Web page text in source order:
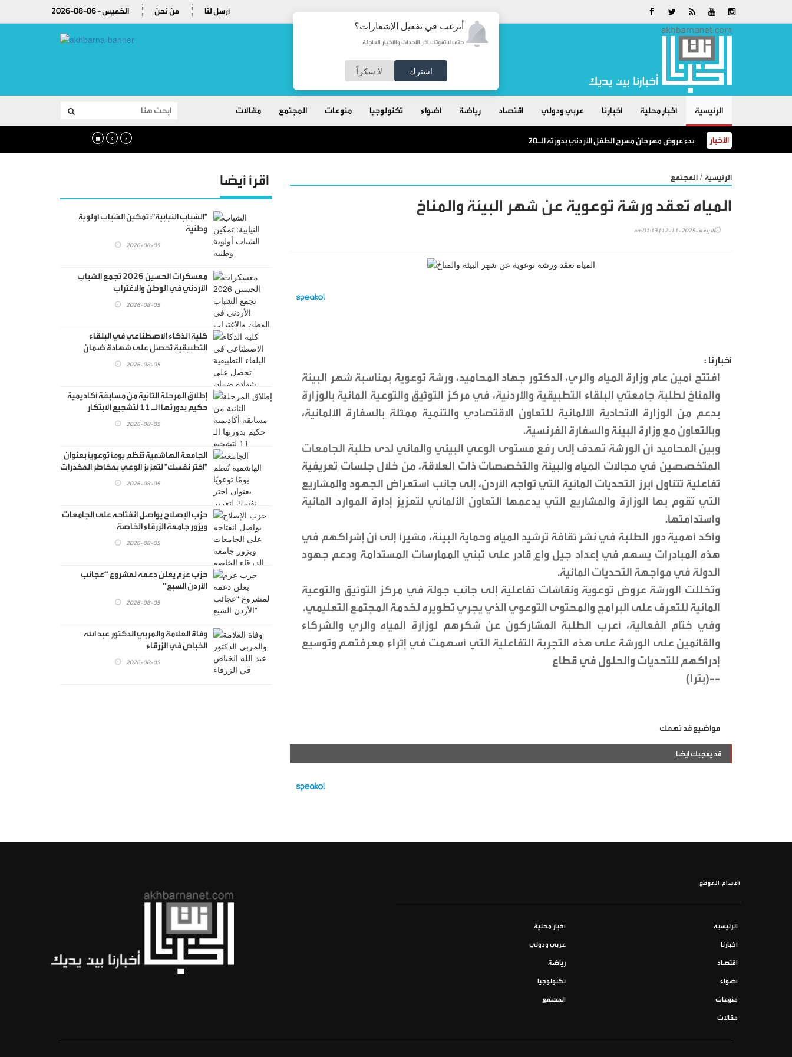
أترغب في تفعيل الإشعارات؟
حتى لا تفوتك آخر الأحداث والأخبار العاجلة
اشترك لا شكراً
2026-08-06 - الخميس من نحن أرسل لنا
الرئيسية أخبار محلية أخبارنا عربي ودولي اقتصاد رياضة أضواء تكنولوجيا منوعات المجتمع مقالات
الأخبار بدء عروض مهرجان مسرح الطفل الأردني بدورته الـ20
الرئيسية / المجتمع
المياه تعقد ورشة توعوية عن شهر البيئة والمناخ
الأربعاء-2025-11-12 | 01:13 am
أخبارنا :
افتتح أمين عام وزارة المياه والري، الدكتور جهاد المحاميد، ورشة توعوية بمناسبة شهر البيئة
والمناخ لطلبة جامعتي البلقاء التطبيقية والأردنية، في مركز التوثيق والتوعية المائية بالوزارة
بدعم من الوزارة الاتحادية الألمانية للتعاون الاقتصادي والتنمية ممثلة بالسفارة الألمانية،
وبالتعاون مع وزارة البيئة والسفارة الفرنسية.
وبين المحاميد أن الورشة تهدف إلى رفع مستوى الوعي البيئي والمائي لدى طلبة الجامعات
المتخصصين في مجالات المياه والبيئة والتخصصات ذات العلاقة، من خلال جلسات تعريفية
تفاعلية تتناول أبرز التحديات المائية التي تواجه الأردن، إلى جانب استعراض الجهود والمشاريع
التي تقوم بها الوزارة والمشاريع التي يدعمها التعاون الألماني لتعزيز إدارة الموارد المائية
واستدامتها.
وأكد أهمية دور الطلبة في نشر ثقافة ترشيد المياه وحماية البيئة، مشيراً إلى أن إشراكهم في
هذه المبادرات يسهم في إعداد جيل واعٍ قادر على تبني الممارسات المستدامة ودعم جهود
الدولة في مواجهة التحديات المائية.
وتخللت الورشة عروض توعوية ونقاشات تفاعلية إلى جانب جولة في مركز التوثيق والتوعية
المائية للتعرف على البرامج والمحتوى التوعوي الذي يجري تطويره لخدمة المجتمع التعليمي.
وفي ختام الفعالية، أعرب الطلبة المشاركون عن شكرهم لوزارة المياه والري والشركاء
والقائمين على الورشة على هذه التجربة التفاعلية التي أسهمت في إثراء معرفتهم وتوسيع
إدراكهم للتحديات والحلول في قطاع
--(بترا)
مواضيع قد تهمك
قد يعجبك ايضا
اقرأ أيضا
"الشباب النيابية": تمكين الشباب أولوية
وطنية
2026-08-05
معسكرات الحسين 2026 تجمع الشباب
الأردني في الوطن والاغتراب
2026-08-05
كلية الذكاء الاصطناعي في البلقاء
التطبيقية تحصل على شهادة ضمان
الجودة الأردنية2026-08-05
إطلاق المرحلة الثانية من مسابقة أكاديمية
حكيم بدورتها الـ 11 لتشجيع الابتكار
التكنولوجي الطبي2026-08-05
الجامعة الهاشمية تُنظم يومًا توعويًا بعنوان
"اختر نفسك" لتعزيز الوعي بمخاطر المخدرات
2026-08-05
حزب الإصلاح يواصل انفتاحه على الجامعات
ويزور جامعة الزرقاء الخاصة
2026-08-05
حزب عزم يعلن دعمه لمشروع “عجائب
الأردن السبع”
2026-08-05
وفاة العلامة والمربي الدكتور عبد الله
الخباص في الزرقاء
2026-08-05
أقسام الموقع
الرئيسية أخبار محلية
أخبارنا عربي ودولي
اقتصاد رياضة
أضواء تكنولوجيا
منوعات المجتمع
مقالات